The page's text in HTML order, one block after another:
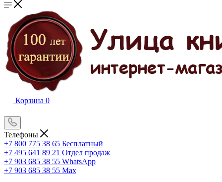
Корзина 0
Телефоны
+7 800 775 38 65 Бесплатный
+7 495 641 89 21 Отдел продаж
+7 903 685 38 55 WhatsApp
+7 903 685 38 55 Max